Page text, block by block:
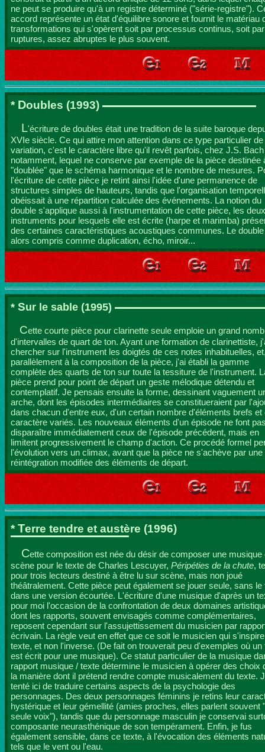
ne peut se produire qu'à un registre déterminé ("série-registre").
accord représente un état d'équilibre sonore et fournit le matériau
transformations qui s'opèrent soit par processus continus, soit par
ruptures, assez abruptes le plus souvent.
* Doubles (1993)
L'écriture de doubles était une tradition de la suite baroque
XVIe siècle. Ce qui attire mon attention dans ce type particulier de
variation, c'est le caractère libre qu'il revêt parfois, chez J.S. Bach
notamment, lequel ne conserve par exemple de la pièce destinée
"doublée" que le schéma harmonique et le nombre de mesures.
l'écriture de cette pièce je retint ainsi l'idée d'une permanence de
structures simples de hauteurs, tandis que l'organisation
obéissait à une répartition calculée des événements. La notion du
double s'applique aussi à l'instrumentation de cette pièce, les deux
instruments pour lesquels elle est écrite (harpe et marimba)
des certaines caractéristiques acoustiques communes. Le
alors compris comme duplication, écho, miroir...
* Sur le sable (1995)
Cette courte pièce pour clarinette seule emploie un grand
d'intervalles de quart de ton. Ayant une formation de clarinettiste,
chercher sur l'instrument les doigtés de ces notes inhabituelles,
parallèlement à la composition de la pièce, j'ai établi la gamme
complète des quarts de ton sur toute la tessiture de l'instrument.
pièce prend pour point de départ un geste mélodique détendu et
contemplatif. Je pensais ensuite la forme, dessinant vaguement
arche, dont les épisodes intermédiaires se constitueraient par
dans chacun d'entre eux, d'un certain nombre d'éléments brefs et
caractère variés. Les nouveaux éléments d'un épisode ne font
disparaître immédiatement ceux de l'épisode précédent, mais en
limitent progressivement le champ d'action. Ce procédé formel
l'évolution vers un climax, avant que la pièce ne s'achève par une
réintégration modifiée des éléments de départ.
*Terre tendre et austère (1996)
Cette composition est née du désir de composer une musique
scène pour le texte de Charles Lescuyer, Péripéties de la chute,
pour trois lecteurs destiné à être lu sur scène, mais non joué
théâtralement. Cette pièce peut également se jouer seule, sans le
dans une version écourtée. L'écriture d'une musique d'après un
pour moi l'occasion de la confrontation de deux domaines
dont les rapports, souvent envisagés comme complémentaires,
reposent cependant sur l'assujettissement du musicien par
écrivain. La règle veut en effet que ce soit le musicien qui
texte, et non l'inverse. (De fait on trouverait peu d'exemples où un
est écrit pour une musique). Ce statut particulier de la musique
rapport musique / texte détermine le musicien à opérer des choix
la manière dont il prétend rendre compte musicalement du texte.
tenté ici de traduire certains aspects de la psychologie des
personnages. Des deux personnages féminins je retins leur
hystérique et leur gémellité (amies proches, elles parlent souvent
seule voix"), tandis que du personnage masculin je conservai
composante neurasthénique de son tempérament. Enfin, je fus
également sensible, dans ce texte, à l'évocation des éléments
tels que le vent ou l'eau.